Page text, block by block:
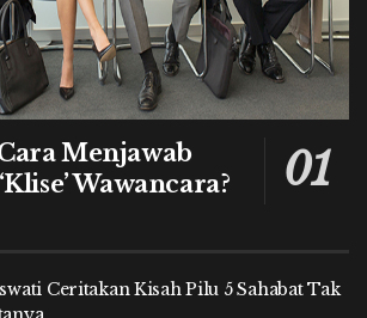
Menjawab
Wawancara?
Ceritakan Kisah Pilu 5 Sahabat Tak